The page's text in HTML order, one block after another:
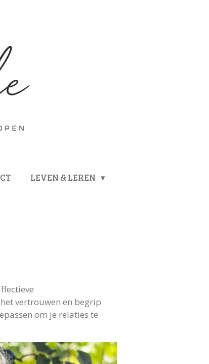
LEVEN & LEREN
vertrouwen en begrip
om je relaties te